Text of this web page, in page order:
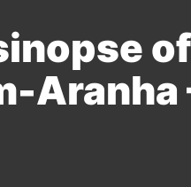
Aranha